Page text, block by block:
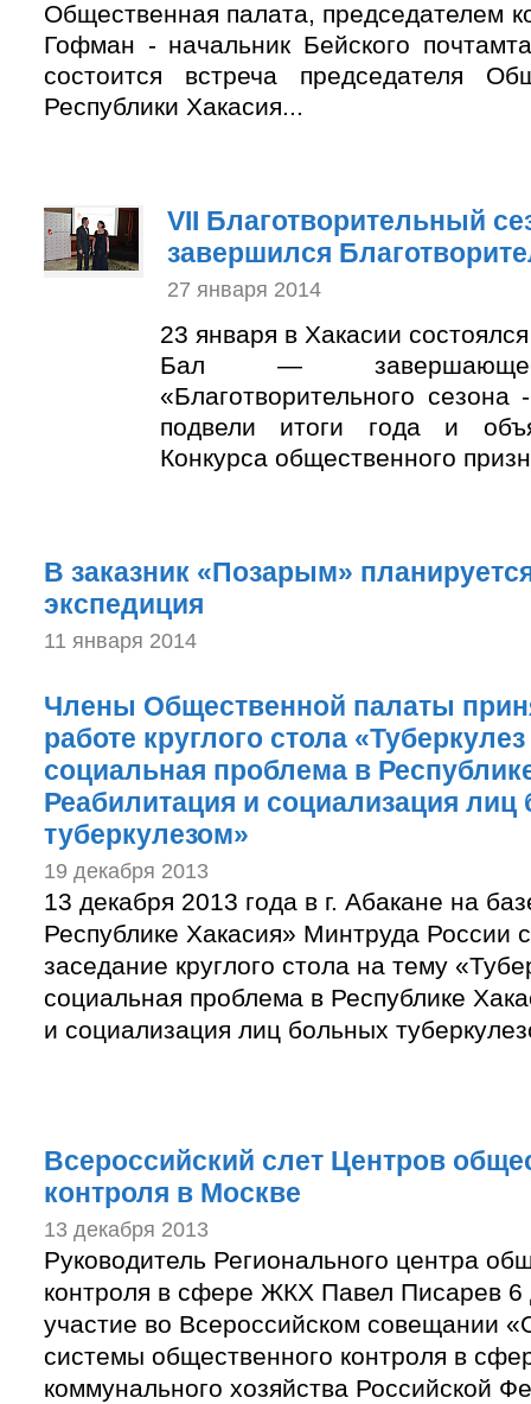
Общественная палата, председателем
Гофман - начальник Бейского
состоится встреча председателя
Республики Хакасия...
VII Благотворительный
завершился
27 января 2014
23 января в Хакасии
Бал — завершающее
«Благотворительного
подвели итоги года и
Конкурса общественного
В заказник «Позарым»
экспедиция
11 января 2014
Члены Общественной палаты
работе круглого стола
социальная проблема в
Реабилитация и социализация
туберкулезом»
19 декабря 2013
13 декабря 2013 года в г. Абакане на
Республике Хакасия» Минтруда России
заседание круглого стола на тему
социальная проблема в Республике
и социализация лиц больных
Всероссийский слет Центров
контроля в Москве
13 декабря 2013
Руководитель Регионального центра
контроля в сфере ЖКХ Павел Писарев 6
участие во Всероссийском совещании
системы общественного контроля в
коммунального хозяйства Российской